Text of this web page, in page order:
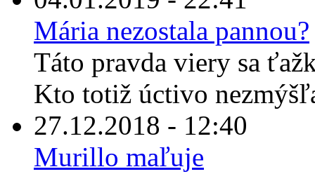
Mária nezostala pannou?
Táto pravda viery sa
Kto totiž úctivo
27.12.2018 - 12:40
Murillo maľuje